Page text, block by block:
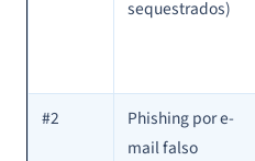
sequestrados)
#2
Phishing por e-
mail falso